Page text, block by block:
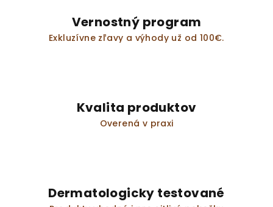
Vernostný program
Exkluzívne zľavy a výhody už od 100€.
Kvalita produktov
Overená v praxi
Dermatologicky testované